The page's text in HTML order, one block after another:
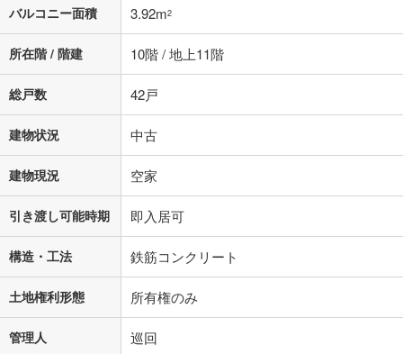
バルコニー面積 3.92m2
所在階 / 階建 10階 / 地上11階
総戸数 42戸
建物状況 中古
建物現況 空家
引き渡し可能時期 即入居可
構造・工法 鉄筋コンクリート
土地権利形態 所有権のみ
管理人 巡回